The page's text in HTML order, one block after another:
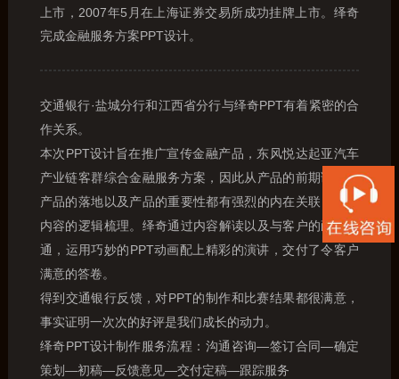
上市，2007年5月在上海证券交易所成功挂牌上市。绎奇
完成金融服务方案PPT设计。
交通银行·盐城分行和江西省分行与绎奇PPT有着紧密的合
作关系。
本次PPT设计旨在推广宣传金融产品，东风悦达起亚汽车
产业链客群综合金融服务方案，因此从产品的前期调研到
产品的落地以及产品的重要性都有强烈的内在关联，做好
内容的逻辑梳理。绎奇通过内容解读以及与客户的耐心沟
通，运用巧妙的PPT动画配上精彩的演讲，交付了令客户
满意的答卷。
得到交通银行反馈，对PPT的制作和比赛结果都很满意，
事实证明一次次的好评是我们成长的动力。
绎奇PPT设计制作服务流程：沟通咨询—签订合同—确定
策划—初稿—反馈意见—交付定稿—跟踪服务